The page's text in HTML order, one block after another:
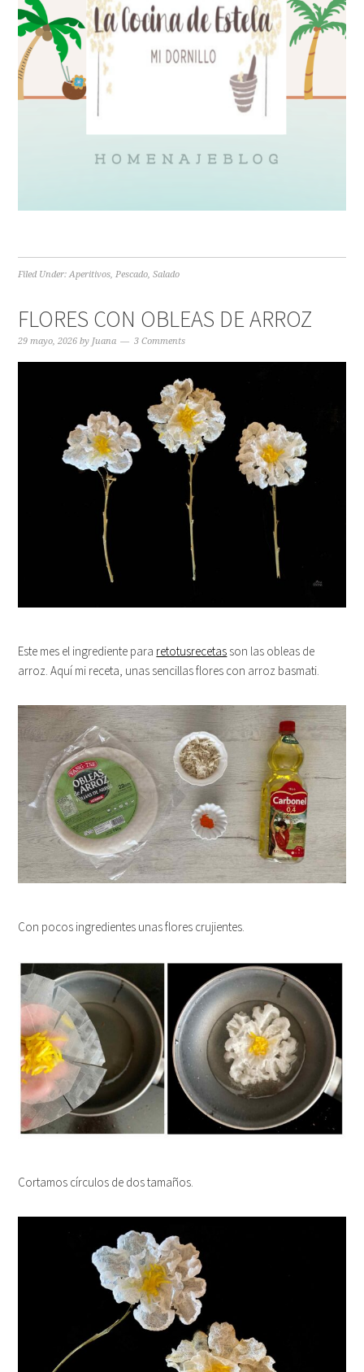
Filed Under: Aperitivos Pescado ,Salado
FLORES CON OBLEAS DE ARROZ
29 mayo, 2026 by Juana 3 Comments
Este mes el ingrediente para retotusrecetas son las obleas de
arroz. Aquí mi receta, unas sencillas flores con arroz basmati.
Con pocos ingredientes unas flores crujientes.
Cortamos círculos de dos tamaños.